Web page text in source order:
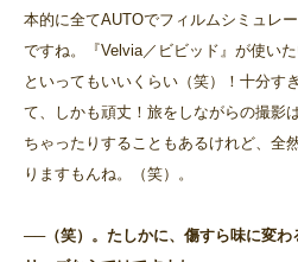
本的に全てAUTOでフィルムシミュレ
ですね。『Velvia／ビビッド』が使い
といってもいいくらい（笑）！十分す
て、しかも頑丈！旅をしながらの撮影
ちゃったりすることもあるけれど、全
りますもんね。（笑）。
──（笑）。たしかに、傷すら味に変